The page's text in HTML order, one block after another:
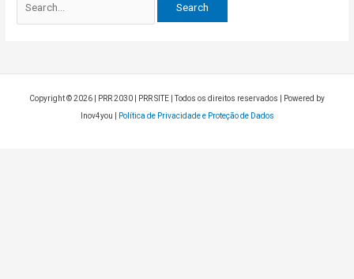
Copyright © 2026 | PRR 2030 | PRR SITE | Todos os direitos reservados | Powered by
Inov4you |
Política de Privacidade e Proteção de Dados